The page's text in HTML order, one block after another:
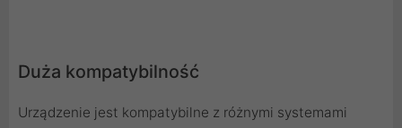
Duża kompatybilność
Urządzenie jest kompatybilne z różnymi systemami